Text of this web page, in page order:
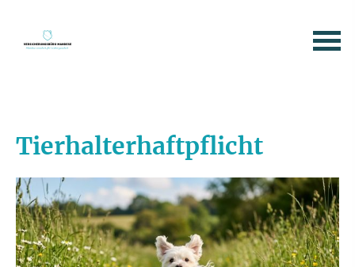
Tierhalterhaftpflicht